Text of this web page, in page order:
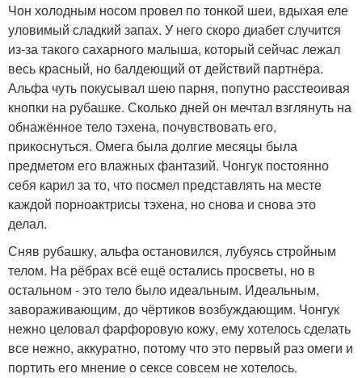
Чон холодным носом провел по тонкой шеи, вдыхая еле
уловимый сладкий запах. У него скоро диабет случится
из-за такого сахарного малыша, который сейчас лежал
весь красный, но балдеющий от действий партнёра.
Альфа чуть покусывал шею парня, попутно расстеоивая
кнопки на рубашке. Сколько дней он мечтал взглянуть на
обнажённое тело тэхена, почувствовать его,
прикоснуться. Омега была долгие месяцы была
предметом его влажных фантазий. Чонгук постоянно
себя карил за то, что посмел представлять на месте
каждой порноактрисы тэхена, но снова и снова это
делал.
Сняв рубашку, альфа остановился, лубуясь стройным
телом. На рёбрах всё ещё остались просветы, но в
остальном - это тело было идеальным. Идеальным,
завораживающим, до чёртиков возбуждающим. Чонгук
нежно целовал фарфоровую кожу, ему хотелось сделать
все нежно, аккуратно, потому что это первый раз омеги и
портить его мнение о сексе совсем не хотелось.